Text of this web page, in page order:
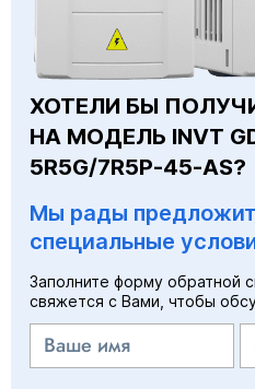
ХОТЕЛИ БЫ
НА МОДЕЛЬ INVT
5R5G/7R5P-45-AS?
Мы рады
специальные
Заполните форму обратной
свяжется с Вами, чтобы